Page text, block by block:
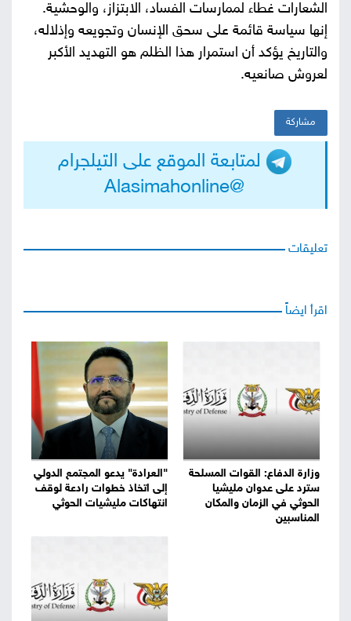
الشعارات غطاء لممارسات الفساد، الابتزاز، والوحشية.
إنها سياسة قائمة على سحق الإنسان وتجويعه وإذلاله،
والتاريخ يؤكد أن استمرار هذا الظلم هو التهديد الأكبر
لعروش صانعيه.
مشاركة
لمتابعة الموقع على التيلجرام
@Alasimahonline
تعليقات
اقرأ ايضاً
وزارة الدفاع: القوات المسلحة
سترد على عدوان مليشيا
الحوثي في الزمان والمكان
المناسبين
"العرادة" يدعو المجتمع الدولي
إلى اتخاذ خطوات رادعة لوقف
انتهاكات مليشيات الحوثي